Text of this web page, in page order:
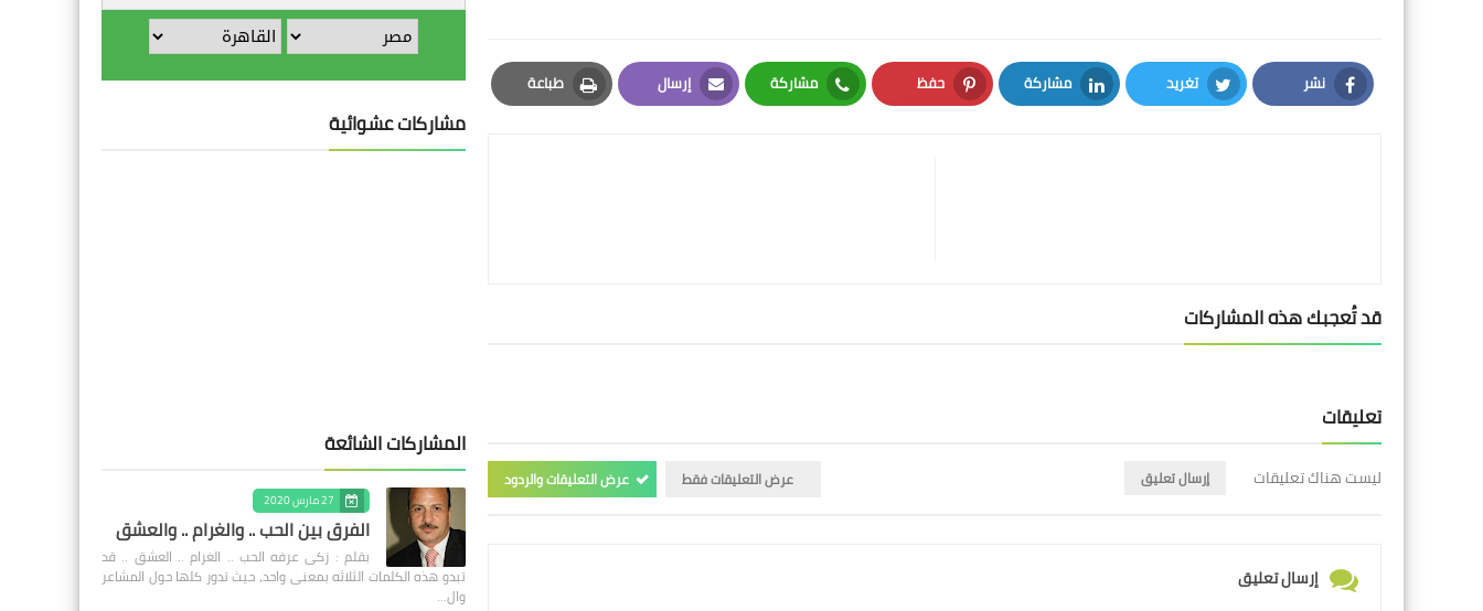
نشر
Facebook
تغريد
Twitter
مشاركة
LinkedIn
حفظ
Pinterest
مشاركة
Whatsapp
إرسال
Email
طباعة
Print
قد تُعجبك هذه المشاركات
تعليقات
ليست هناك تعليقات إرسال تعليق عرض التعليقات فقط عرض التعليقات والردود
إرسال تعليق
مشاركات عشوائية
المشاركات الشائعة
27 مارس 2020
الفرق بين الحب .. والغرام .. والعشق
بقلم : زكى عرفه الحب .. الغرام .. العشق .. قد
تبدو هذه الكلمات الثلاثه بمعنى واحد، حيث تدور كلها حول المشاعر
وال…